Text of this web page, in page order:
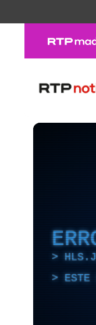
ESTE